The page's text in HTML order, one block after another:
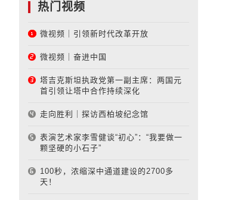
热门视频
微视频｜引领新时代改革开放
微视频｜奋进中国
塔吉克斯坦执政党第一副主席：两国元
首引领让塔中合作持续深化
走向胜利｜探访西柏坡纪念馆
表演艺术家李雪健谈“初心”：“我要做一
颗坚硬的小石子”
100秒，浓缩深中通道建设的2700多
天！